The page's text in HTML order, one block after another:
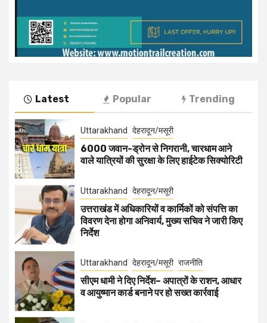
Latest Popular Trending
Uttarakhand देहरादून/मसूरी
6000 जवान-ड्रोन से निगरानी, चारधाम आने
वाले यात्रियों की सुरक्षा के लिए हाईटेक सिक्योरिटी
Uttarakhand देहरादून/मसूरी
उत्तराखंड में अधिकारियों व कार्मिकों को संपत्ति का
विवरण देना होगा अनिवार्य, मुख्य सचिव ने जारी किए
निर्देश
Uttarakhand देहरादून/मसूरी राजनीति
सीएम धामी ने दिए निर्देश– अपात्रों के राशन, आधार
व आयुष्मान कार्ड बनाने पर हो सख्त कार्रवाई